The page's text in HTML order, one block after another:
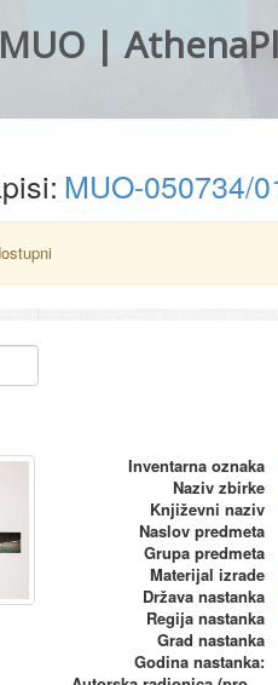
MUO |
MUO-050734/
Inventarna oznaka
Naziv zbirke
Književni naziv
Naslov predmeta
Grupa predmeta
Materijal izrade
Država nastanka
Regija nastanka
Grad nastanka
Godina nastanka: